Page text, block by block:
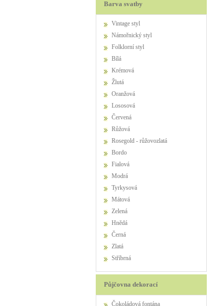
Barva svatby
Vintage styl
Námořnický styl
Folklorní styl
Bílá
Krémová
Žlutá
Oranžová
Lososová
Červená
Růžová
Rosegold - růžovozlatá
Bordo
Fialová
Modrá
Tyrkysová
Mátová
Zelená
Hnědá
Černá
Zlatá
Stříbrná
Půjčovna dekorací
Čokoládová fontána